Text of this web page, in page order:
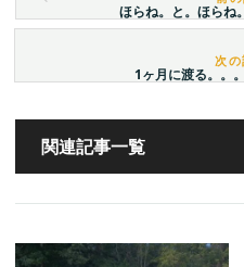
ほらね。と。ほらね
1ヶ月に渡る。。
関連記事一覧